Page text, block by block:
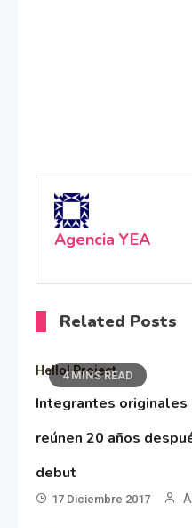
Agencia YEA
Related Posts
4 MINS READ
Hello! Project
Integrantes originales
reúnen 20 años
debut
17 Diciembre 2017